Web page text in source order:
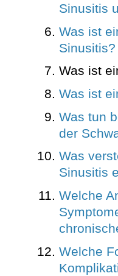
Sinusitis
Was ist
Sinusitis?
Was ist
Was ist
Was tun
der
Was
Sinusitis
Welche
Welche